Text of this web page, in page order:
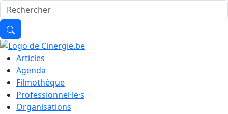
Articles
Agenda
Filmothèque
Professionnel·le·s
Organisations